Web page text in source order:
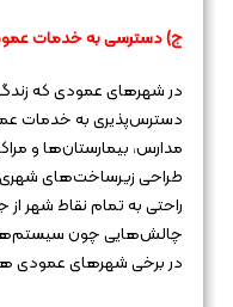
ج) دسترسی به خدمات
در شهرهای عمودی که
دسترس‌پذیری به خدمات
مدارس، بیمارستان‌ها و
طراحی زیرساخت‌های شهری
راحتی به تمام نقاط شهر از
چالش‌هایی چون سیستم‌های
در برخی شهرهای عمودی